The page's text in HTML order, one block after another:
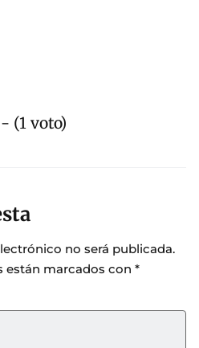
(1 voto)
no será publicada.
están marcados con *